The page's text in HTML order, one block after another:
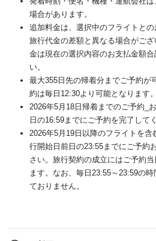
場合があります。
追加料金は、選択中のフライトと
旅行代金の差額と異なる場合がご
金は現在の選択内容のお支払金額
い。
最大355日先の帰着分までご予約が
約は毎日12:30より可能となります。
2026年5月18日帰着までのご予約_
日の16:59までにご予約を完了して
2026年5月19日以降のフライトを
行開始日前日の23:55までにご予約
さい。旅行契約の成立にはご予約
ます。なお、毎日23:55～23:59の
ておりません。